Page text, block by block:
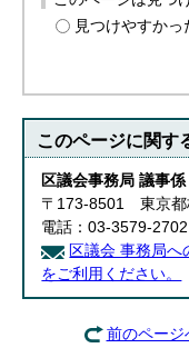
見つけやすかっ
このページに関す
区議会事務局 議事係
〒173-8501 東京都
電話：03-3579-
区議会 事務局
をご利用ください。
前のページ